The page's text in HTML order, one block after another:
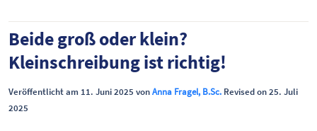
Beide groß oder klein?
Kleinschreibung ist richtig!
Veröffentlicht am 11. Juni 2025 vonAnna Fragel, B.Sc. Revised on 25. Juli
2025